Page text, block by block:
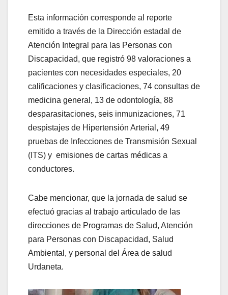
Esta información corresponde al reporte
emitido a través de la Dirección estadal de
Atención Integral para las Personas con
Discapacidad, que registró 98 valoraciones a
pacientes con necesidades especiales, 20
calificaciones y clasificaciones, 74 consultas de
medicina general, 13 de odontología, 88
desparasitaciones, seis inmunizaciones, 71
despistajes de Hipertensión Arterial, 49
pruebas de Infecciones de Transmisión Sexual
(ITS) y emisiones de cartas médicas a
conductores.
Cabe mencionar, que la jornada de salud se
efectuó gracias al trabajo articulado de las
direcciones de Programas de Salud, Atención
para Personas con Discapacidad, Salud
Ambiental, y personal del Área de salud
Urdaneta.